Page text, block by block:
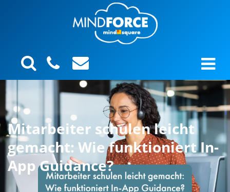
Mitarbeiter schulen leicht
gemacht: Wie funktioniert In-
App Guidance?